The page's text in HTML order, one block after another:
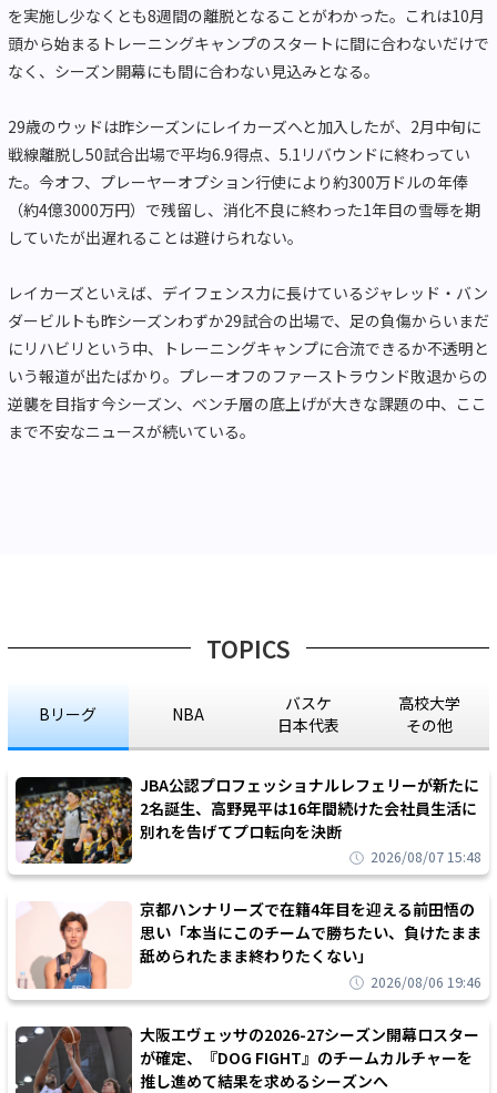
を実施し少なくとも8週間の離脱となることがわかった。これは10月
頭から始まるトレーニングキャンプのスタートに間に合わないだけで
なく、シーズン開幕にも間に合わない見込みとなる。
29歳のウッドは昨シーズンにレイカーズへと加入したが、2月中旬に
戦線離脱し50試合出場で平均6.9得点、5.1リバウンドに終わってい
た。今オフ、プレーヤーオプション行使により約300万ドルの年俸
（約4億3000万円）で残留し、消化不良に終わった1年目の雪辱を期
していたが出遅れることは避けられない。
レイカーズといえば、デイフェンス力に長けているジャレッド・バン
ダービルトも昨シーズンわずか29試合の出場で、足の負傷からいまだ
にリハビリという中、トレーニングキャンプに合流できるか不透明と
いう報道が出たばかり。プレーオフのファーストラウンド敗退からの
逆襲を目指す今シーズン、ベンチ層の底上げが大きな課題の中、ここ
まで不安なニュースが続いている。
TOPICS
Bリーグ NBA
バスケ
日本代表
高校大学
その他
JBA公認プロフェッショナルレフェリーが新たに
2名誕生、高野晃平は16年間続けた会社員生活に
別れを告げてプロ転向を決断
2026/08/07 15:48
京都ハンナリーズで在籍4年目を迎える前田悟の
思い「本当にこのチームで勝ちたい、負けたまま
舐められたまま終わりたくない」
2026/08/06 19:46
大阪エヴェッサの2026-27シーズン開幕ロスター
が確定、『DOG FIGHT』のチームカルチャーを
推し進めて結果を求めるシーズンへ